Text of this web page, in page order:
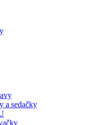
a sedačky